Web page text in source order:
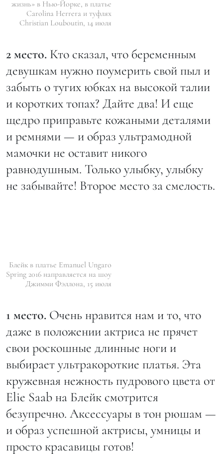
жизнь» в Нью-Йорке, в платье
Carolina Herrera и туфлях
Christian Louboutin, 14 июля
2 место. Кто сказал, что беременным
девушкам нужно поумерить свой пыл и
забыть о тугих юбках на высокой талии
и коротких топах? Дайте два! И еще
щедро приправьте кожаными деталями
и ремнями — и образ ультрамодной
мамочки не оставит никого
равнодушным. Только улыбку, улыбку
не забывайте! Второе место за смелость.
Блейк в платье Emanuel Ungaro
Spring 2016 направляется на шоу
Джимми Фэллона, 15 июля
1 место. Очень нравится нам и то, что
даже в положении актриса не прячет
свои роскошные длинные ноги и
выбирает ультракороткие платья. Эта
кружевная нежность пудрового цвета от
Elie Saab на Блейк смотрится
безупречно. Аксессуары в тон рюшам —
и образ успешной актрисы, умницы и
просто красавицы готов!